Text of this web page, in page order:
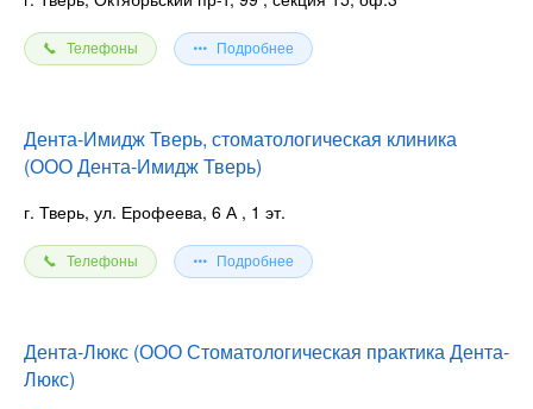
Телефоны Подробнее
Дента-Имидж Тверь, стоматологическая клиника
(ООО Дента-Имидж Тверь)
г. Тверь, ул. Ерофеева, 6 А , 1 эт.
Телефоны Подробнее
Дента-Люкс (ООО Стоматологическая практика Дента-
Люкс)